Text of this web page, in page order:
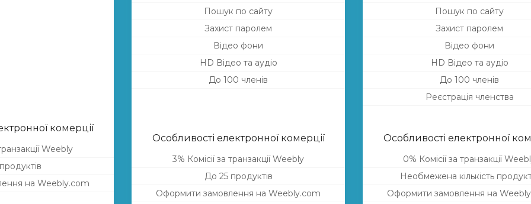
комерції
Weebly
на Weebly.com
Пошук по сайту
Захист паролем
Відео фони
HD Відео та аудіо
До 100 членів
Особливості електронної комерції
3% Комісії за транзакції Weebly
До 25 продуктів
Оформити замовлення на Weebly.com
Пошук по сайту
Захист паролем
Відео фони
HD Відео та аудіо
До 100 членів
Реєстрація членства
Особливості електронної
0% Комісії за транзакції
Необмежена кількість
Оформити замовлення на